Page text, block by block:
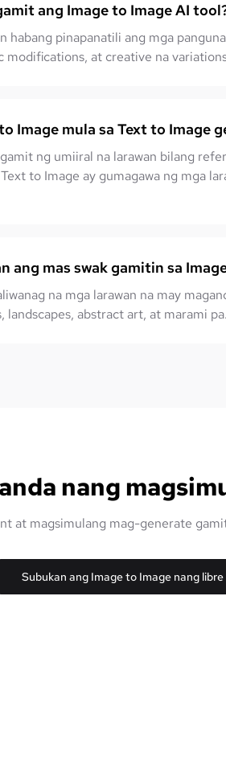
ang Image to Image AI
habang pinapanatili ang mga
modifications, at creative na
Image mula sa Text to Image
ng umiiral na larawan bilang
to Image ay gumagawa ng mga
ang mas swak gamitin sa
na mga larawan na may
landscapes, abstract art, at marami
nang
at magsimulang mag-generate
Subukan ang Image to Image nang libre